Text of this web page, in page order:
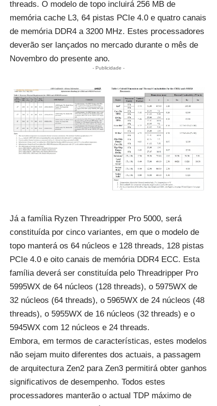
threads. O modelo de topo incluirá 256 MB de
memória cache L3, 64 pistas PCIe 4.0 e quatro canais
de memória DDR4 a 3200 MHz. Estes processadores
deverão ser lançados no mercado durante o mês de
Novembro do presente ano.
- Publicidade -
Já a família Ryzen Threadripper Pro 5000, será
constituída por cinco variantes, em que o modelo de
topo manterá os 64 núcleos e 128 threads, 128 pistas
PCIe 4.0 e oito canais de memória DDR4 ECC. Esta
família deverá ser constituída pelo Threadripper Pro
5995WX de 64 núcleos (128 threads), o 5975WX de
32 núcleos (64 threads), o 5965WX de 24 núcleos (48
threads), o 5955WX de 16 núcleos (32 threads) e o
5945WX com 12 núcleos e 24 threads.
Embora, em termos de características, estes modelos
não sejam muito diferentes dos actuais, a passagem
de arquitectura Zen2 para Zen3 permitirá obter ganhos
significativos de desempenho. Todos estes
processadores manterão o actual TDP máximo de